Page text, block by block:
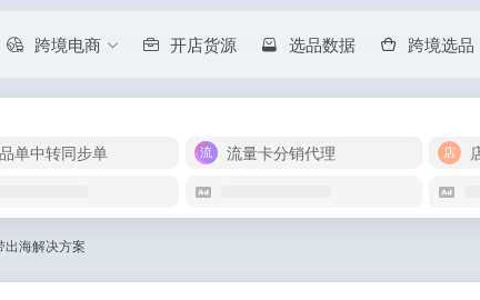
跨境电商 开店货源 选品数据 跨境选品
单中转同步单 流量卡分销代理
海解决方案